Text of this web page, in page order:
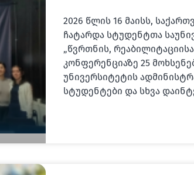
2026 წლის 16 მაისს,
ჩატარდა სტუდენტთა
„წვრთნის,
კონფერენციაზე 25
უნივერსიტეტის
სტუდენტები და სხვა